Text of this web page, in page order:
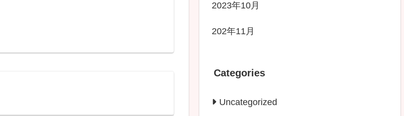
2023年10月
202年11月
Categories
Uncategorized